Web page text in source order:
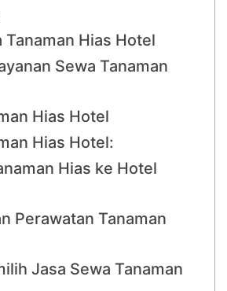
Tanaman Hias Hotel
Sewa Tanaman
Hias Hotel
Hias Hotel:
Hias ke Hotel
Perawatan Tanaman
Jasa Sewa Tanaman